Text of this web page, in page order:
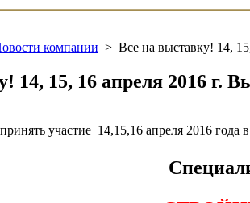
компании > Все на выставку! 14,
14, 15, 16 апреля
участие 14,15,16 апреля 2016